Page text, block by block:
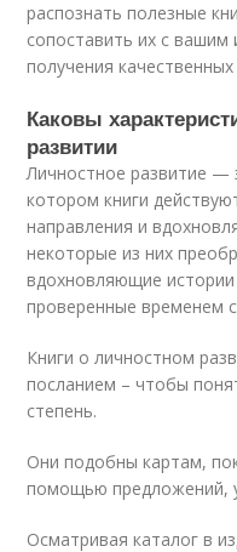
распознать полезные
сопоставить их с
получения
Каковы
развитии
Личностное развитие —
котором книги
направления и
некоторые из них
вдохновляющие
проверенные временем
Книги о личностном
посланием – чтобы
степень.
Они подобны картам,
помощью предложений,
Осматривая каталог в